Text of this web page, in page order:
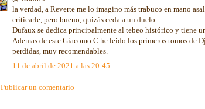
la verdad, a Reverte me lo imagino más trabuco en mano
criticarle, pero bueno, quizás ceda a un duelo.
Dufaux se dedica principalmente al tebeo histórico y tiene
Ademas de este Giacomo C he leido los primeros tomos de
perdidas, muy recomendables.
11 de abril de 2021 a las 20:45
Publicar un comentario